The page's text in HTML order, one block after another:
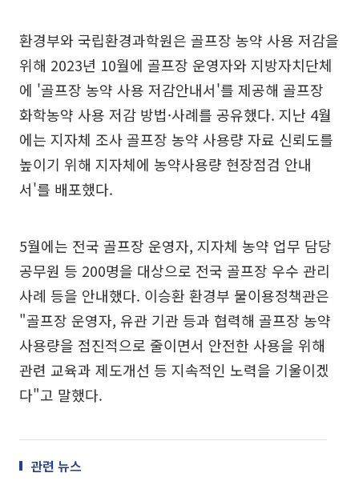
환경부와 국립환경과학원은 골프장 농약 사용 저감을
위해 2023년 10월에 골프장 운영자와 지방자치단체
에 '골프장 농약 사용 저감안내서'를 제공해 골프장
화학농약 사용 저감 방법·사례를 공유했다. 지난 4월
에는 지자체 조사 골프장 농약 사용량 자료 신뢰도를
높이기 위해 지자체에 농약사용량 현장점검 안내
서'를 배포했다.
5월에는 전국 골프장 운영자, 지자체 농약 업무 담당
공무원 등 200명을 대상으로 전국 골프장 우수 관리
사례 등을 안내했다. 이승환 환경부 물이용정책관은
"골프장 운영자, 유관 기관 등과 협력해 골프장 농약
사용량을 점진적으로 줄이면서 안전한 사용을 위해
관련 교육과 제도개선 등 지속적인 노력을 기울이겠
다"고 말했다.
관련 뉴스